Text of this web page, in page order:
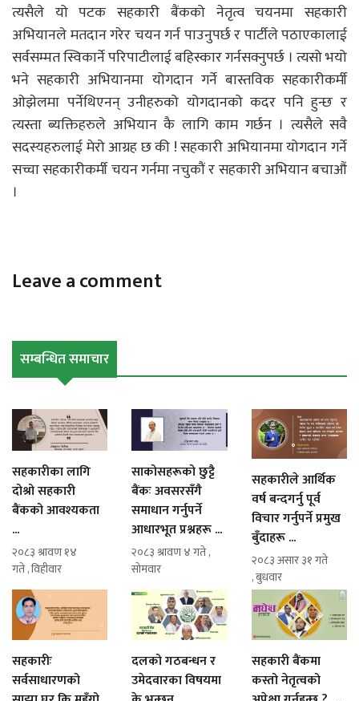
त्यसैले यो पटक सहकारी बैंकको नेतृत्व चयनमा सहकारी
अभियानले मतदान गरेर चयन गर्न पाउनुपर्छ र पार्टीले पठाएकालाई
सर्वसम्मत स्विकार्ने परिपाटीलाई बहिस्कार गर्नसक्नुपर्छ । त्यसो भयो
भने सहकारी अभियानमा योगदान गर्ने बास्तविक सहकारीकर्मी
ओझेलमा पर्नेथिएनन् उनीहरुको योगदानको कदर पनि हुन्छ र
त्यस्ता ब्यक्तिहरुले अभियान कै लागि काम गर्छन । त्यसैले सवै
सदस्यहरुलाई मेरो आग्रह छ की ! सहकारी अभियानमा योगदान गर्ने
सच्चा सहकारीकर्मी चयन गर्नमा नचुकौं र सहकारी अभियान बचाऔं
।
Leave a comment
सम्बन्धित समाचार
सहकारीका लागि
दोश्रो सहकारी
बैंकको आवश्यकता
...
२०८३ श्रावण १४
गते , विहीवार
साकोसहरूको छुट्टै
बैंकः अवसरसँगै
समाधान गर्नुपर्ने
आधारभूत प्रश्नहरू ...
२०८३ श्रावण ४ गते ,
सोमवार
सहकारीले आर्थिक
वर्ष बन्दगर्नु पूर्व
विचार गर्नुपर्ने प्रमुख
बुँदाहरू ...
२०८३ असार ३१ गते
, बुधवार
सहकारीः
सर्वसाधारणको
दलको गठबन्धन र
उमेदवारका विषयमा
सहकारी बैंकमा
कस्तो नेतृत्वको